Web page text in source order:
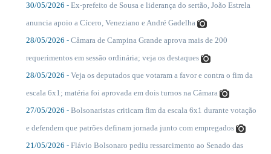
30/05/2026 - Ex-prefeito de Sousa e liderança do sertão, João Estrela
anuncia apoio a Cícero, Veneziano e André Gadelha
28/05/2026 - Câmara de Campina Grande aprova mais de 200
requerimentos em sessão ordinária; veja os destaques
28/05/2026 - Veja os deputados que votaram a favor e contra o fim da
escala 6x1; matéria foi aprovada em dois turnos na Câmara
27/05/2026 - Bolsonaristas criticam fim da escala 6x1 durante votação
e defendem que patrões definam jornada junto com empregados
21/05/2026 - Flávio Bolsonaro pediu ressarcimento ao Senado das